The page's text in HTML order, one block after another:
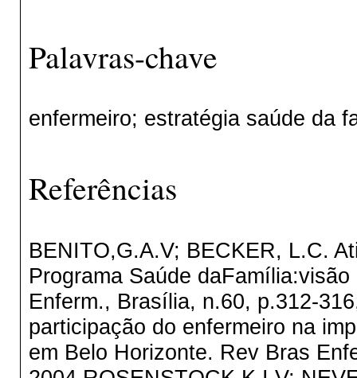
Palavras-chave
enfermeiro; estratégia saúde da
Referências
BENITO,G.A.V; BECKER, L.C.
Programa Saúde
Enferm., Brasília, n.60, p.312-
participação do enfermeiro na
em Belo Horizonte. Rev Bras